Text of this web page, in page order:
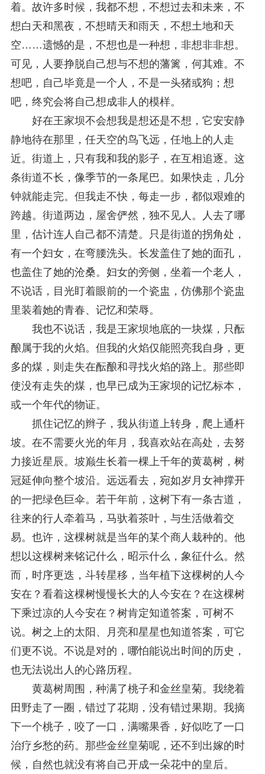
着。故许多时候，我都不想，不想过去和未来，不
想白天和黑夜，不想晴天和雨天，不想土地和天
空……遗憾的是，不想也是一种想，非想非非想。
可见，人要挣脱自己想与不想的藩篱，何其难。不
想吧，自己毕竟是一个人，不是一头猪或狗；想
吧，终究会将自己想成非人的模样。
好在王家坝不会想我是想还是不想，它安安静
静地待在那里，任天空的鸟飞远，任地上的人走
近。街道上，只有我和我的影子，在互相追逐。这
条街道不长，像季节的一条尾巴。如果快走，几分
钟就能走完。但我走不快，每走一步，都似艰难的
跨越。街道两边，屋舍俨然，独不见人。人去了哪
里，估计连人自己都不清楚。只是街道的拐角处，
有一个妇女，在弯腰洗头。长发盖住了她的面孔，
也盖住了她的沧桑。妇女的旁侧，坐着一个老人，
不说话，目光盯着眼前的一个瓷盅，仿佛那个瓷盅
里装着她的青春、记忆和荣辱。
我也不说话，我是王家坝地底的一块煤，只酝
酿属于我的火焰。但我的火焰仅能照亮我自身，更
多的煤，则走失在酝酿和寻找火焰的路上。那些即
使没有走失的煤，也早已成为王家坝的记忆标本，
或一个年代的物证。
抓住记忆的辫子，我从街道上转身，爬上通杆
坡。在不需要火光的年月，我喜欢站在高处，去努
力接近星辰。坡巅生长着一棵上千年的黄葛树，树
冠延伸向整个坡沿。远远看去，宛如岁月女神撑开
的一把绿色巨伞。若干年前，这树下有一条古道，
往来的行人牵着马，马驮着茶叶，与生活做着交
易。也许，这棵树就是当年的某个商人栽种的。他
想以这棵树来铭记什么，昭示什么，象征什么。然
而，时序更迭，斗转星移，当年植下这棵树的人今
安在？看着这棵树慢慢长大的人今安在？在这棵树
下乘过凉的人今安在？树肯定知道答案，可树不
说。树之上的太阳、月亮和星星也知道答案，可它
们更不说。不说是对的，哪怕能说出时间的历史，
也无法说出人的心路历程。
黄葛树周围，种满了桃子和金丝皇菊。我绕着
田野走了一圈，错过了花期，没有错过果期。我摘
下一个桃子，咬了一口，满嘴果香，好似吃了一口
治疗乡愁的药。那些金丝皇菊呢，还不到出嫁的时
候，自然也就没有将自己开成一朵花中的皇后。